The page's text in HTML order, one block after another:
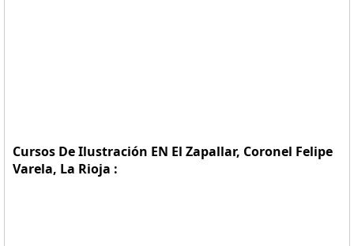
Cursos De Ilustración EN El Zapallar, Coronel Felipe
Varela, La Rioja :